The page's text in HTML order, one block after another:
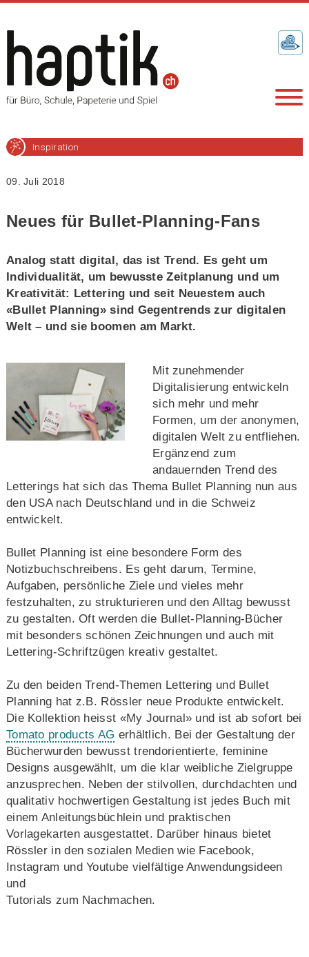
Inspiration
09. Juli 2018
Neues für Bullet-Planning-Fans
Analog statt digital, das ist Trend. Es geht um
Individualität, um bewusste Zeitplanung und um
Kreativität: Lettering und seit Neuestem auch
«Bullet Planning» sind Gegentrends zur digitalen
Welt – und sie boomen am Markt.
Mit zunehmender
Digitalisierung entwickeln
sich mehr und mehr
Formen, um der anonymen,
digitalen Welt zu entfliehen.
Ergänzend zum
andauernden Trend des
Letterings hat sich das Thema Bullet Planning nun aus
den USA nach Deutschland und in die Schweiz
entwickelt.
Bullet Planning ist eine besondere Form des
Notizbuchschreibens. Es geht darum, Termine,
Aufgaben, persönliche Ziele und vieles mehr
festzuhalten, zu strukturieren und den Alltag bewusst
zu gestalten. Oft werden die Bullet-Planning-Bücher
mit besonders schönen Zeichnungen und auch mit
Lettering-Schriftzügen kreativ gestaltet.
Zu den beiden Trend-Themen Lettering und Bullet
Planning hat z.B. Rössler neue Produkte entwickelt.
Die Kollektion heisst «My Journal» und ist ab sofort bei
Tomato products AG erhältlich. Bei der Gestaltung der
Bücherwurden bewusst trendorientierte, feminine
Designs ausgewählt, um die klar weibliche Zielgruppe
anzusprechen. Neben der stilvollen, durchdachten und
qualitativ hochwertigen Gestaltung ist jedes Buch mit
einem Anleitungsbüchlein und praktischen
Vorlagekarten ausgestattet. Darüber hinaus bietet
Rössler in den sozialen Medien wie Facebook,
Instagram und Youtube vielfältige Anwendungsideen
und
Tutorials zum Nachmachen.